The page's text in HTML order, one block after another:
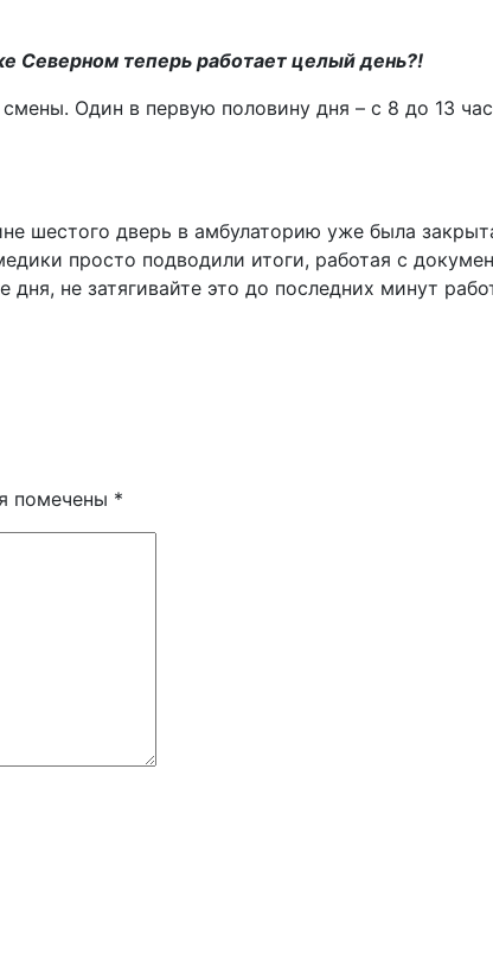
Северном теперь работает целый день?!
Один в первую половину дня – с 8 до 13
шестого дверь в амбулаторию уже была
просто подводили итоги, работая с
не затягивайте это до последних минут
помечены *